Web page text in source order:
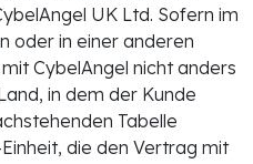
UK Ltd. Sofern im
oder in einer anderen
CybelAngel nicht anders
in dem der Kunde
Tabelle
die den Vertrag mit